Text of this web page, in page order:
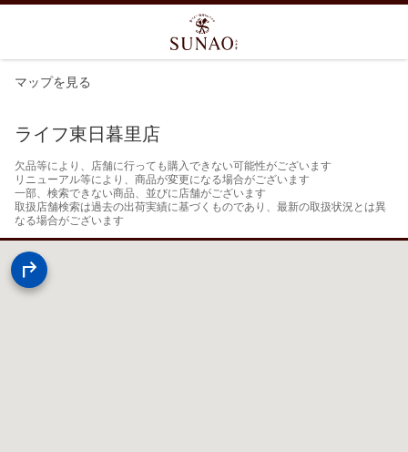
マップを見る
ライフ東日暮里店
欠品等により、店舗に行っても購入できない可能性がございます
リニューアル等により、商品が変更になる場合がございます
一部、検索できない商品、並びに店舗がございます
取扱店舗検索は過去の出荷実績に基づくものであり、最新の取扱状況とは異
なる場合がございます